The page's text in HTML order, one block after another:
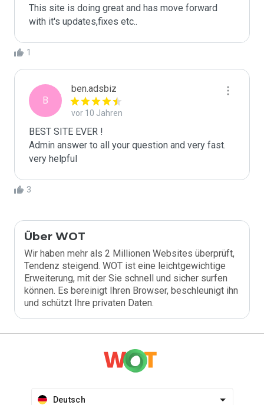
This site is doing great and has move forward
1
B
ben.adsbiz
vor 10 Jahren
BEST SITE EVER !
Admin answer to all your question and very fast.
very helpful
3
Über WOT
Wir haben mehr als 2 Millionen Websites überprüft,
Tendenz steigend. WOT ist eine leichtgewichtige
Erweiterung, mit der Sie schnell und sicher surfen
können. Es bereinigt Ihren Browser, beschleunigt ihn
und schützt Ihre privaten Daten.
Deutsch